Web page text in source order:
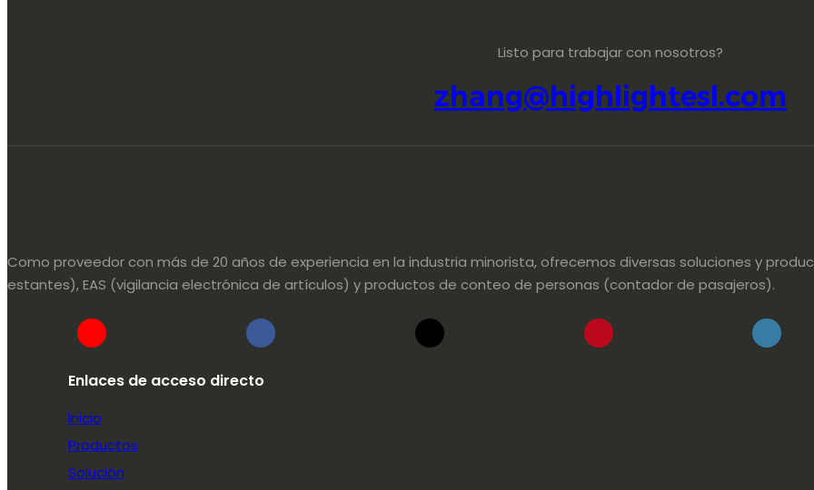
Listo para trabajar con nosotros?
zhang@highlightesl.com
Como proveedor con más de 20 años de experiencia en la industria minorista, ofrecemos diversas soluciones y
estantes), EAS (vigilancia electrónica de artículos) y productos de conteo de personas (contador de pasajeros).
Enlaces de acceso directo
Inicio
Productos
Solución